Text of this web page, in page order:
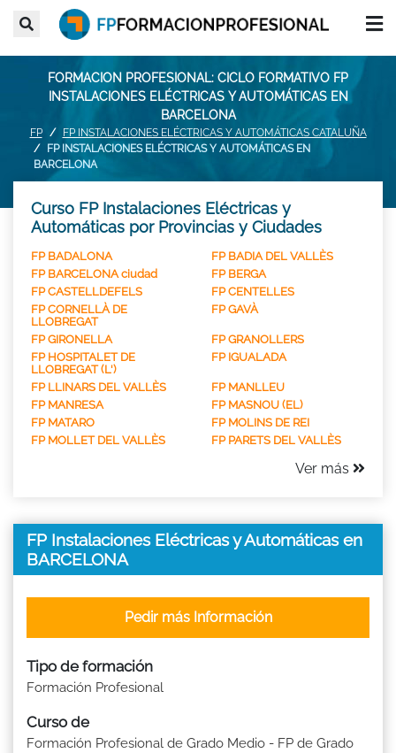
FORMACION PROFESIONAL: CICLO FORMATIVO FP
INSTALACIONES ELÉCTRICAS Y AUTOMÁTICAS EN
BARCELONA
FP
FP INSTALACIONES ELÉCTRICAS Y AUTOMÁTICAS CATALUÑA
FP INSTALACIONES ELÉCTRICAS Y AUTOMÁTICAS EN
BARCELONA
Curso FP Instalaciones Eléctricas y
Automáticas por Provincias y Ciudades
FP BADALONA
FP BADIA DEL VALLÈS
FP BARCELONA ciudad
FP BERGA
FP CASTELLDEFELS
FP CENTELLES
FP CORNELLÀ DE
LLOBREGAT
FP GAVÀ
FP GIRONELLA
FP GRANOLLERS
FP HOSPITALET DE
LLOBREGAT (L')
FP IGUALADA
FP LLINARS DEL VALLÈS
FP MANLLEU
FP MANRESA
FP MASNOU (EL)
FP MATARO
FP MOLINS DE REI
FP MOLLET DEL VALLÈS
FP PARETS DEL VALLÈS
Ver más
FP Instalaciones Eléctricas y Automáticas en
BARCELONA
Tipo de formación
Formación Profesional
Curso de
Formación Profesional de Grado Medio - FP de Grado
Pedir más Información